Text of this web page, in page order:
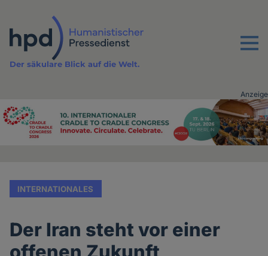
Inhalt
Menu
Der säkulare Blick auf die Welt.
Advertising
Anzeige
INTERNATIONALES
Der Iran steht vor einer